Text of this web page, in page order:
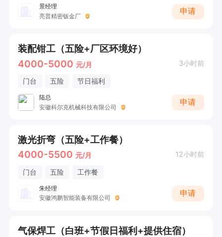
景经理
亮普精密钣金厂
申请
装配钳工（五险+厂区环境好）
4000-5000 元/月 3小时前
门台 五险 节日福利
陆总
安徽科尔克机械科技有限公司
申请
激光折弯（五险+工作餐）
4000-5500 元/月 12小时前
门台 五险 工作餐
朱经理
安徽鸿鹏智能装备有限公司
申请
气保焊工（白班+节假日福利+提供住宿）